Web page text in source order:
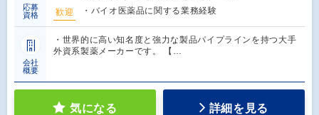
応募
資格
歓迎
・バイオ医薬品に関する業務経験
会社
概要
・世界的に高い知名度と強力な製品パイプラインを持つ大手
外資系製薬メーカーです。 【…
気になる 詳細を見る